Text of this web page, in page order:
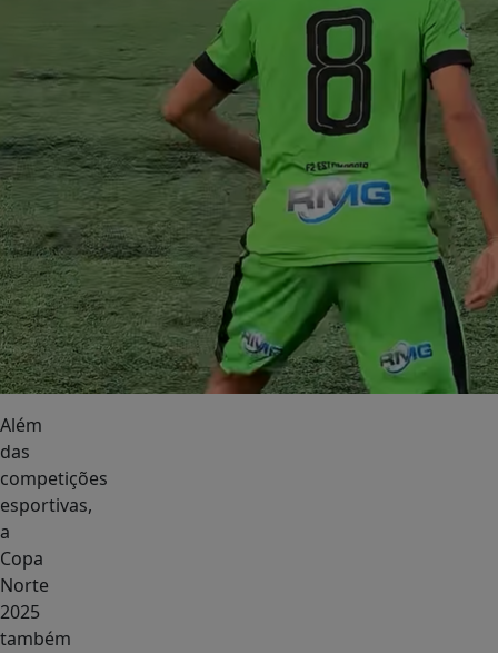
Além
das
competições
esportivas,
a
Copa
Norte
2025
também